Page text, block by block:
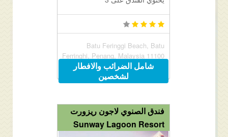
Batu Feringgi Beach, Batu
Ferringhi, Penang, Malaysia 11100
شامل الضرائب والافطار
لشخصين
فندق الصنوي لاجون ريزورت
Sunway Lagoon Resort